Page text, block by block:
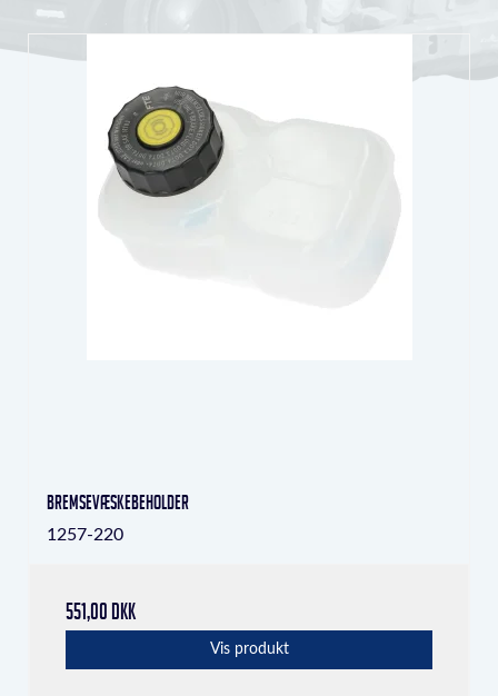
bremsevæskebeholder
1257-220
551,00 DKK
Vis produkt